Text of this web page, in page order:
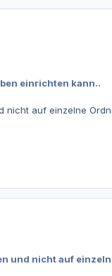
einrichten kann..
auf einzelne
und nicht auf